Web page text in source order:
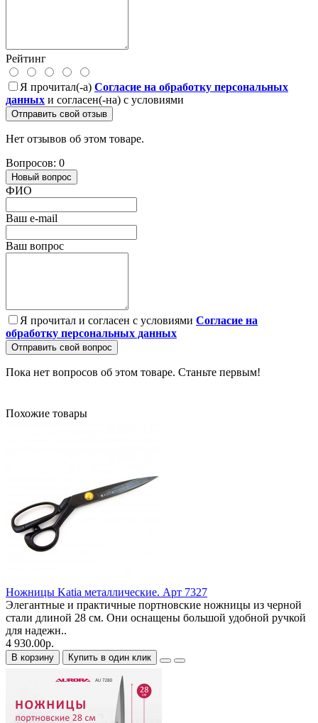
Рейтинг
Я прочитал(-а) Согласие на обработку персональных
данных и согласен(-на) с условиями
Отправить свой отзыв
Нет отзывов об этом товаре.
Вопросов: 0
Новый вопрос
ФИО
Ваш e-mail
Ваш вопрос
Я прочитал и согласен с условиями Согласие на
обработку персональных данных
Отправить свой вопрос
Пока нет вопросов об этом товаре. Станьте первым!
Похожие товары
Ножницы Katia металлические. Арт 7327
Элегантные и практичные портновские ножницы из черной
стали длиной 28 см. Они оснащены большой удобной ручкой
для надежн..
4 930.00р.
В корзину Купить в один клик